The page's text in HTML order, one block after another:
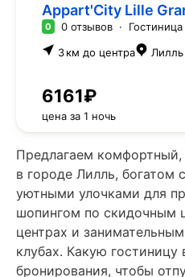
Appart'City Lille
0 0 отзывов · Гостиница
3 км до центра
Лилль
6161₽
цена за 1 ночь
Предлагаем
в городе Лилль, богатом
уютными улочками для
шопингом по скидочным
центрах и
клубах. Какую гостиницу
бронирования, чтобы